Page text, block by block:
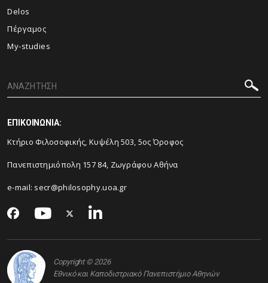
Delos
Πέργαμος
My-studies
ΕΠΙΚΟΙΝΩΝΙΑ:
Κτήριο Φιλοσοφικής, Kυψέλη 503, 5ος Όροφος
Πανεπιστημιόπολη 157 84, Ζωγράφου Αθήνα
e-mail: secr@philosophy.uoa.gr
Copyright © 2026
Εθνικό και Καποδιστριακό Πανεπιστήμιο Αθηνών